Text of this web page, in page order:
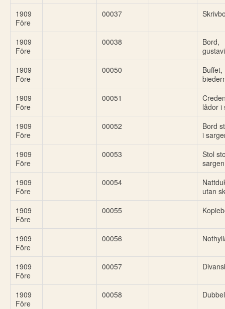
1909
Före
00037
1909
Före
00038
Bord,
1909
Före
00050
Buffet,
1909
Före
00051
lådor i
1909
Före
00052
Bord
i
1909
Före
00053
Stol
sargen
1909
Före
00054
utan
1909
Före
00055
1909
Före
00056
1909
Före
00057
1909
Före
00058